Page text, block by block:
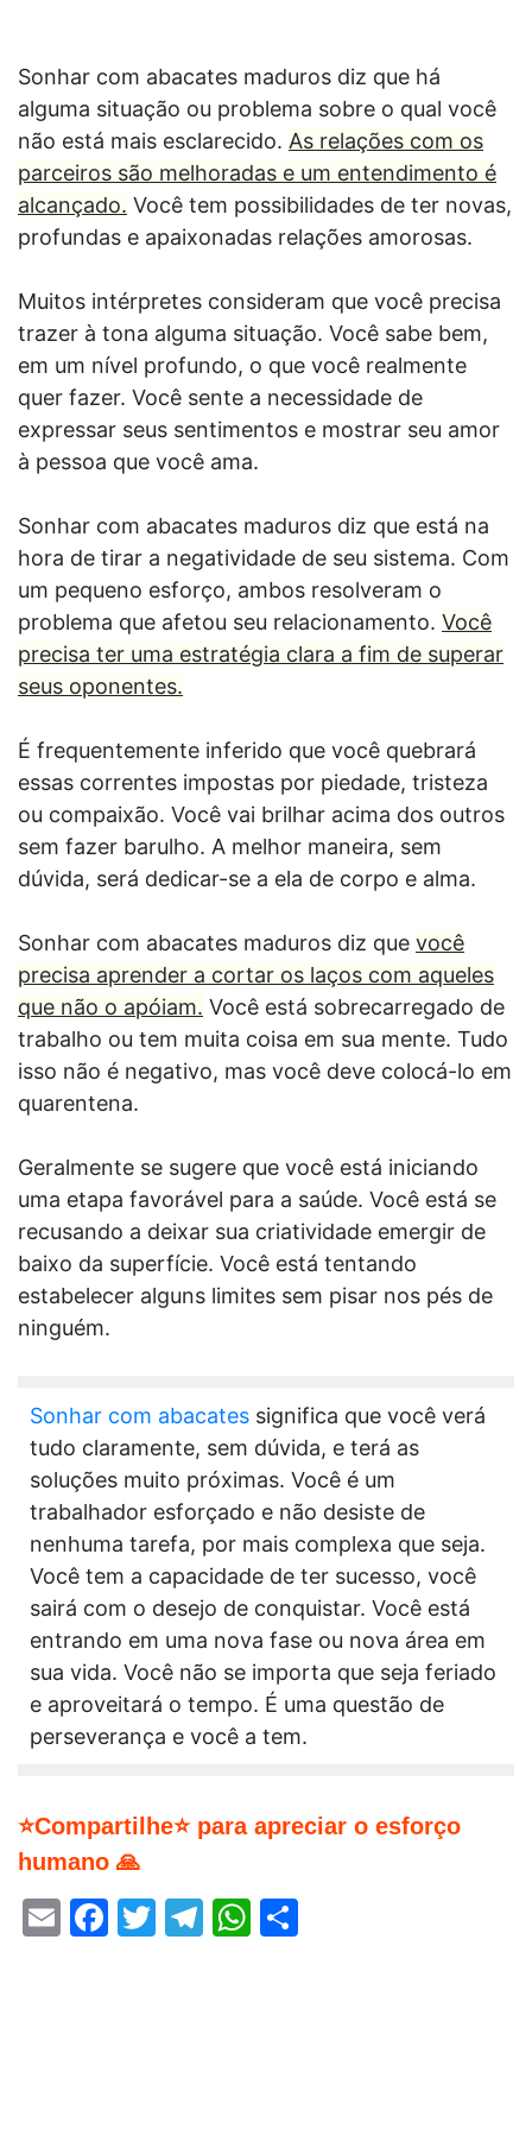
Sonhar com abacates maduros diz que há
alguma situação ou problema sobre o qual você
não está mais esclarecido. As relações com os
parceiros são melhoradas e um entendimento é
alcançado. Você tem possibilidades de ter novas,
profundas e apaixonadas relações amorosas.
Muitos intérpretes consideram que você precisa
trazer à tona alguma situação. Você sabe bem,
em um nível profundo, o que você realmente
quer fazer. Você sente a necessidade de
expressar seus sentimentos e mostrar seu amor
à pessoa que você ama.
Sonhar com abacates maduros diz que está na
hora de tirar a negatividade de seu sistema. Com
um pequeno esforço, ambos resolveram o
problema que afetou seu relacionamento. Você
precisa ter uma estratégia clara a fim de superar
seus oponentes.
É frequentemente inferido que você quebrará
essas correntes impostas por piedade, tristeza
ou compaixão. Você vai brilhar acima dos outros
sem fazer barulho. A melhor maneira, sem
dúvida, será dedicar-se a ela de corpo e alma.
Sonhar com abacates maduros diz que você
precisa aprender a cortar os laços com aqueles
que não o apóiam. Você está sobrecarregado de
trabalho ou tem muita coisa em sua mente. Tudo
isso não é negativo, mas você deve colocá-lo em
quarentena.
Geralmente se sugere que você está iniciando
uma etapa favorável para a saúde. Você está se
recusando a deixar sua criatividade emergir de
baixo da superfície. Você está tentando
estabelecer alguns limites sem pisar nos pés de
ninguém.
Sonhar com abacates significa que você verá
tudo claramente, sem dúvida, e terá as
soluções muito próximas. Você é um
trabalhador esforçado e não desiste de
nenhuma tarefa, por mais complexa que seja.
Você tem a capacidade de ter sucesso, você
sairá com o desejo de conquistar. Você está
entrando em uma nova fase ou nova área em
sua vida. Você não se importa que seja feriado
e aproveitará o tempo. É uma questão de
perseverança e você a tem.
⭐Compartilhe⭐ para apreciar o esforço
humano 🙏
EmailFacebook
Twitter
Telegram
WhatsApp